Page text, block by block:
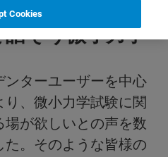
懇話会 特別
そう微小力学
ターユーザーを中心
、微小力学試験に関
場が欲しいとの声を数
。そのような皆様の
Cookies